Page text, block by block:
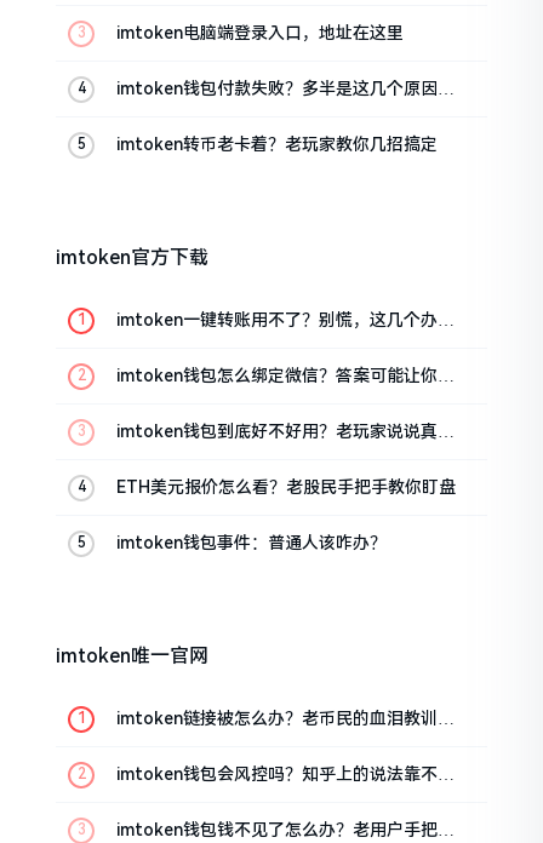
imtoken电脑端登录入口，地址在这里
imtoken钱包付款失败？多半是这几个原因闹
imtoken转币老卡着？老玩家教你几招搞定
imtoken官方下载
imtoken一键转账用不了？别慌，这几个办法
imtoken钱包怎么绑定微信？答案可能让你失
imtoken钱包到底好不好用？老玩家说说真实
ETH美元报价怎么看？老股民手把手教你盯盘
imtoken钱包事件：普通人该咋办？
imtoken唯一官网
imtoken链接被怎么办？老币民的血泪教训告
imtoken钱包会风控吗？知乎上的说法靠不靠
imtoken钱包钱不见了怎么办？老用户手把手